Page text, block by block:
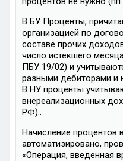
В БУ Проценты,
организацией по
составе прочих
число истекшего
ПБУ 19/02) и
разными дебиторами и
В НУ проценты
внереализационных
РФ)..
Начисление процентов
автоматизировано,
«Операция, введенная